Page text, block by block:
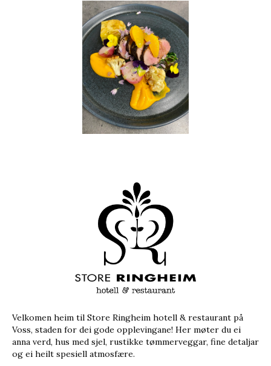
Velkomen heim til Store Ringheim hotell & restaurant på
Voss, staden for dei gode opplevingane! Her møter du ei
anna verd, hus med sjel, rustikke tømmerveggar, fine detaljar
og ei heilt spesiell atmosfære.